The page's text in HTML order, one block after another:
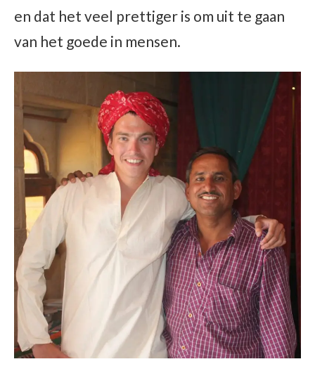
en dat het veel prettiger is om uit te gaan
van het goede in mensen.